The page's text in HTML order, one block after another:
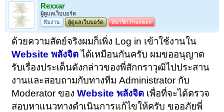
Rexxar
ผู้ดูแลเว็บบอร์ด
ทีมงาน
ผู้ดูแลเว็บบอร์ด สมาชิก Premium
ด้วยความสัตย์จริงผมก็เพิ่ง Log in เข้าใช้งานใน
Websiteพลังจิต ได้เหมือนกันครับ ผมขออนุญาต
รับเรื่องประเด็นดังกล่าวของพี่สักกราวุฒิไปประสาน
งานและสอบถามกับทางทีม Administrator กับ
Moderator ของWebsiteพลังจิต เพื่อที่จะได้ตรวจ
สอบหาแนวทางดำเนินการแก้ไขให้ครับ ขออภัยพี่